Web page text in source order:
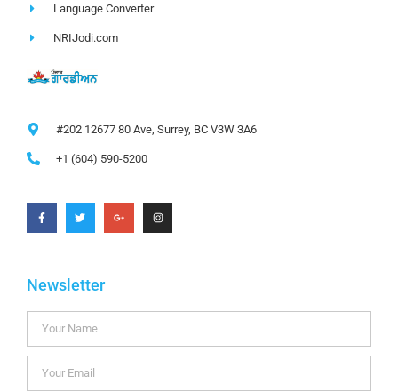
Language Converter
NRIJodi.com
#202 12677 80 Ave, Surrey, BC V3W 3A6
+1 (604) 590-5200
Newsletter